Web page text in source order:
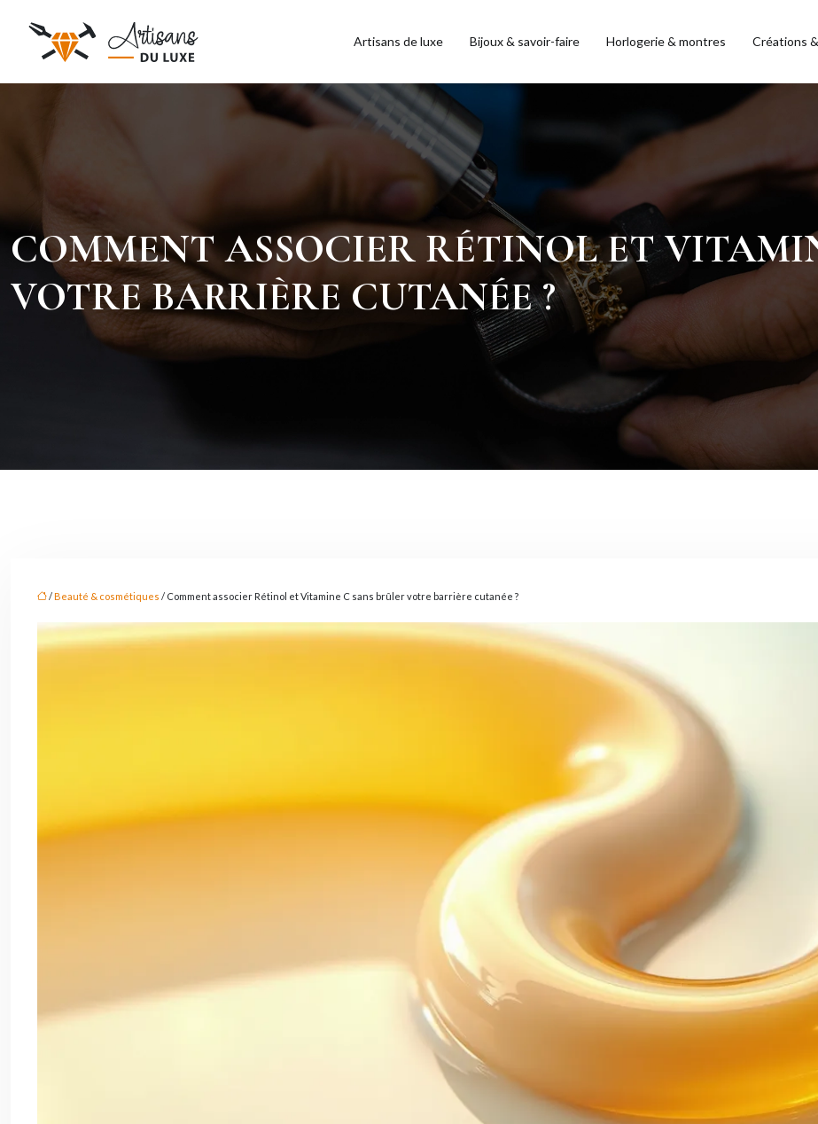
Artisans de luxe Bijoux & savoir-faire Horlogerie & montres Créations
COMMENT ASSOCIER RÉTINOL ET
VOTRE BARRIÈRE CUTANÉE ?
/Beauté & cosmétiques / Comment associer Rétinol et Vitamine C sans brûler votre barrière cutanée ?